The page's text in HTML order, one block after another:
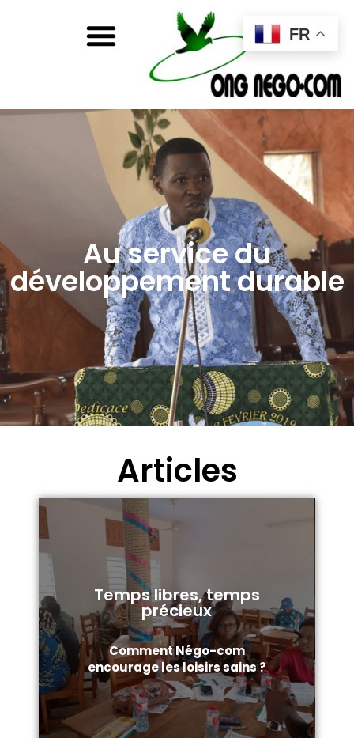
Au service du
développement durable
Articles
Temps libres, temps
précieux
Comment Négo-com
encourage les loisirs sains ?
FR